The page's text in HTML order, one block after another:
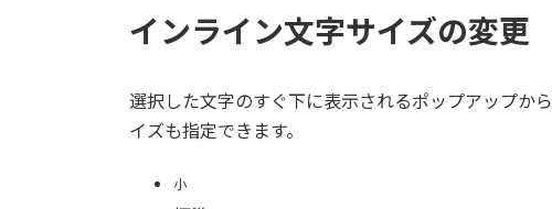
インライン文字サイズの変更
選択した文字のすぐ下に表示されるポップアップから
イズも指定できます。
小